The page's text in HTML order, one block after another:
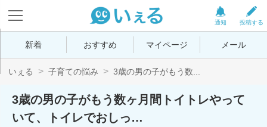
投稿する
通知
新着 おすすめ マイページ メール
いぇる 子育ての悩み 3歳の男の子がもう数...
3歳の男の子がもう数ヶ月間トイトレやって
いて、トイレでおしっ…